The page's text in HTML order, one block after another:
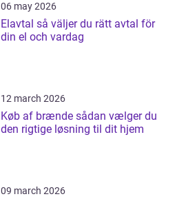
06 may 2026
Elavtal så väljer du rätt avtal för
din el och vardag
12 march 2026
Køb af brænde sådan vælger du
den rigtige løsning til dit hjem
09 march 2026